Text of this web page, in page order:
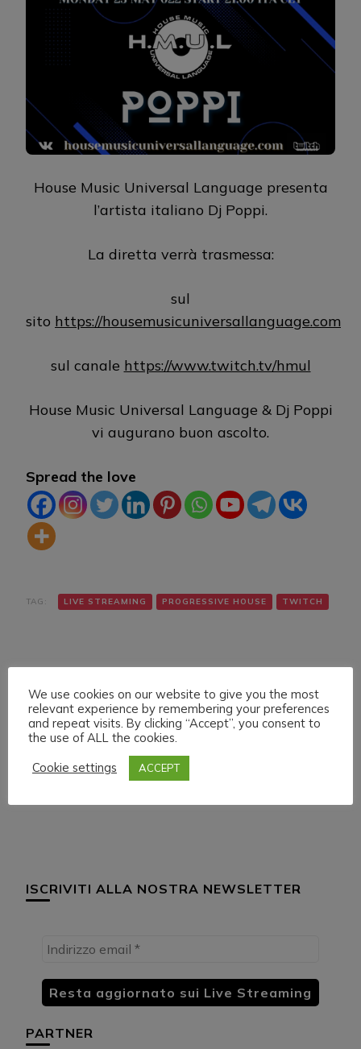
House Music Universal Language presenta
l’artista italiano Dj Poppi.
La diretta verrà trasmessa:
sul
sito https://housemusicuniversallanguage.com
sul canale https://www.twitch.tv/hmul
House Music Universal Language & Dj Poppi
vi augurano buon ascolto.
Spread the love
TAG: LIVE STREAMING PROGRESSIVE HOUSE TWITCH
Navigazione
articoli
Articolo precedente
SUNDAY 22 MAY 022
LIVE STREAMING
ISCRIVITI ALLA NOSTRA NEWSLETTER
PARTNER
We use cookies on our website to give you the most
relevant experience by remembering your preferences
and repeat visits. By clicking “Accept”, you consent to
the use of ALL the cookies.
Cookie settings
ACCEPT